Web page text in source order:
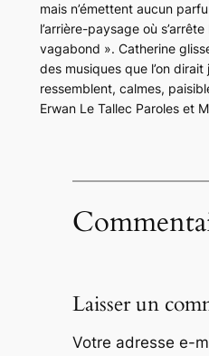
mais n’émettent aucun
l’arrière-paysage où
vagabond ». Catherine
des musiques que l’on
ressemblent, calmes,
Erwan Le Tallec Paroles et
Laisser un
Votre adresse e-